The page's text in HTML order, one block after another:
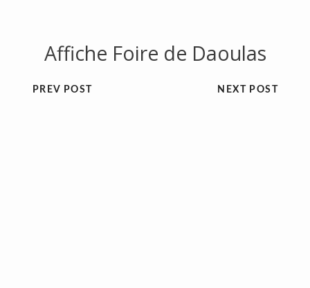
Affiche Foire de Daoulas
NEXT POST
PREV POST